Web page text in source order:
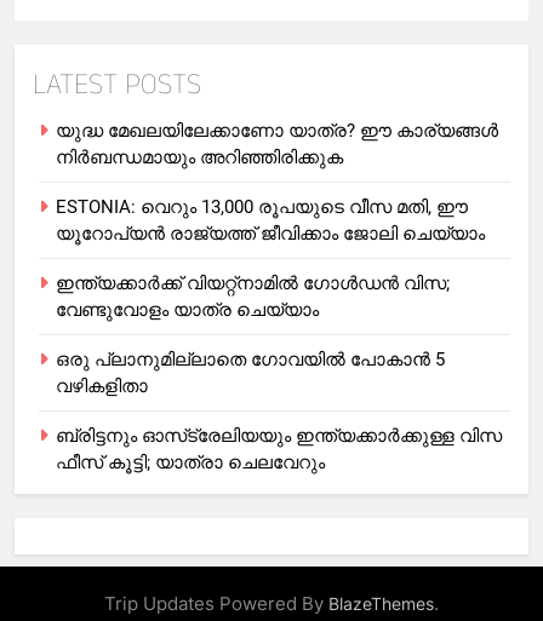
LATEST POSTS
യുദ്ധ മേഖലയിലേക്കാണോ യാത്ര? ഈ കാര്യങ്ങള്‍
നിര്‍ബന്ധമായും അറിഞ്ഞിരിക്കുക
ESTONIA: വെറും 13,000 രൂപയുടെ വീസ മതി, ഈ
യൂറോപ്യന്‍ രാജ്യത്ത് ജീവിക്കാം ജോലി ചെയ്യാം
ഇന്ത്യക്കാർക്ക് വിയറ്റ്‌നാമില്‍ ഗോള്‍ഡന്‍ വിസ;
വേണ്ടുവോളം യാത്ര ചെയ്യാം
ഒരു പ്ലാനുമില്ലാതെ ഗോവയില്‍ പോകാൻ 5
വഴികളിതാ
ബ്രിട്ടനും ഓസ്‌ട്രേലിയയും ഇന്ത്യക്കാര്‍ക്കുള്ള വിസ
ഫീസ് കൂട്ടി; യാത്രാ ചെലവേറും
Trip Updates Powered By BlazeThemes.